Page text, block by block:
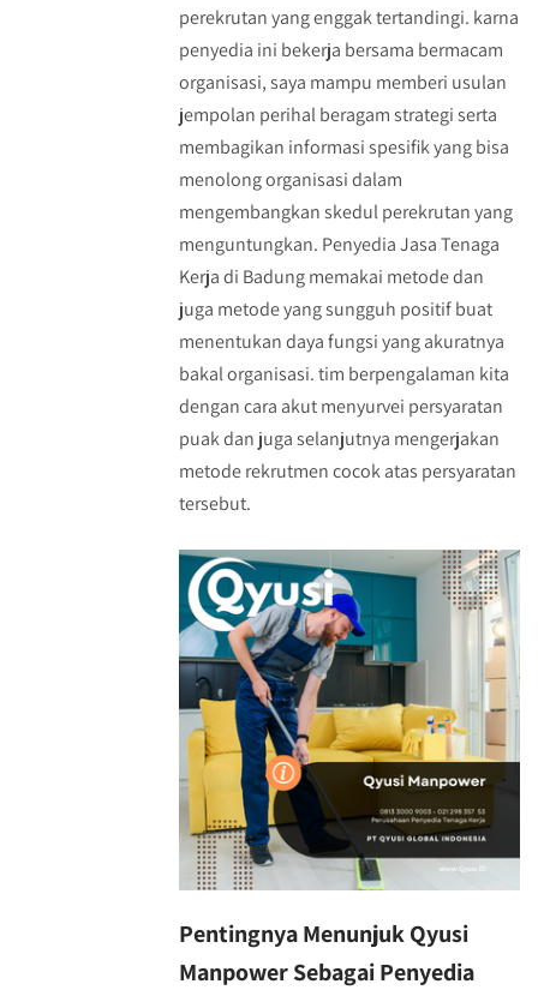
perekrutan yang enggak tertandingi. karna
penyedia ini bekerja bersama bermacam
organisasi, saya mampu memberi usulan
jempolan perihal beragam strategi serta
membagikan informasi spesifik yang bisa
menolong organisasi dalam
mengembangkan skedul perekrutan yang
menguntungkan. Penyedia Jasa Tenaga
Kerja di Badung memakai metode dan
juga metode yang sungguh positif buat
menentukan daya fungsi yang akuratnya
bakal organisasi. tim berpengalaman kita
dengan cara akut menyurvei persyaratan
puak dan juga selanjutnya mengerjakan
metode rekrutmen cocok atas persyaratan
tersebut.
Pentingnya Menunjuk Qyusi
Manpower Sebagai Penyedia